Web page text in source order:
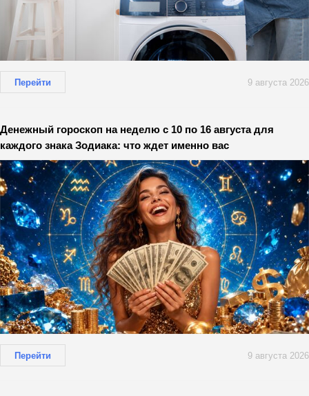
Перейти 9 августа 2026
Денежный гороскоп на неделю с 10 по 16 августа для
каждого знака Зодиака: что ждет именно вас
Перейти 9 августа 2026